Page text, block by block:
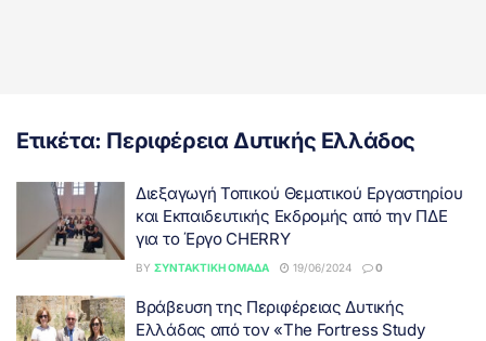
Ετικέτα: Περιφέρεια Δυτικής Ελλάδος
Διεξαγωγή Τοπικού Θεματικού Εργαστηρίου
και Εκπαιδευτικής Εκδρομής από την ΠΔΕ
για το Έργο CHERRY
BY ΣΥΝΤΑΚΤΙΚΉ ΟΜΆΔΑ 19/06/2024 0
Βράβευση της Περιφέρειας Δυτικής
Ελλάδας από τον «The Fortress Study